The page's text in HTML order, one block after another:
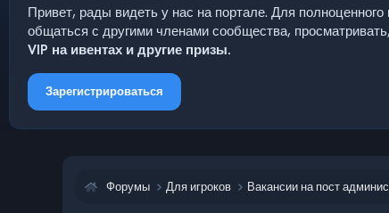
Привет, рады видеть у нас на портале. Для
общаться с другими членами сообщества,
VIP на ивентах и другие призы.
Зарегистрироваться
Форумы Для игроков Вакансии на пост